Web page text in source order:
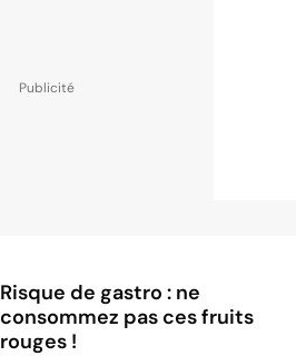
Risque de gastro : ne
consommez pas ces fruits
rouges !